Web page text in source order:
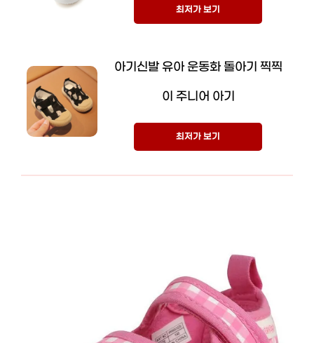
최저가 보기
아기신발 유아 운동화 돌아기 찍찍
이 주니어 아기
최저가 보기